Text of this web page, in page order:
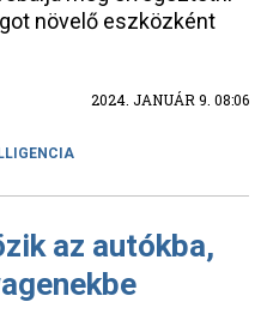
növelő eszközként
2024. JANUÁR 9. 08:06
az autókba,